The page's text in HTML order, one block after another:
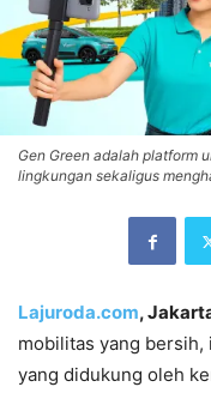
Gen Green adalah platform
lingkungan sekaligus
Lajuroda.com,
mobilitas yang bersih,
yang didukung oleh